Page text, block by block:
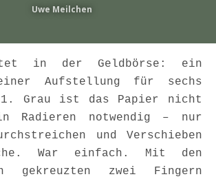
Uwe Meilchen
in der Geldbörse: ein
Aufstellung für sechs
Grau ist das Papier nicht
Radieren notwendig – nur
und Verschieben
War einfach. Mit den
gekreuzten zwei Fingern